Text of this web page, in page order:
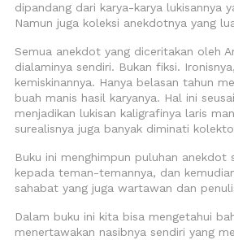
dipandang dari karya-karya lukisannya
Namun juga koleksi anekdotnya yang
Semua anekdot yang diceritakan oleh
dialaminya sendiri. Bukan fiksi.
kemiskinannya. Hanya belasan tahun
buah manis hasil karyanya. Hal ini
menjadikan lukisan kaligrafinya laris
surealisnya juga banyak diminati
Buku ini menghimpun puluhan anekdot
kepada teman-temannya, dan
sahabat yang juga wartawan dan
Dalam buku ini kita bisa mengetahui
menertawakan nasibnya sendiri yang